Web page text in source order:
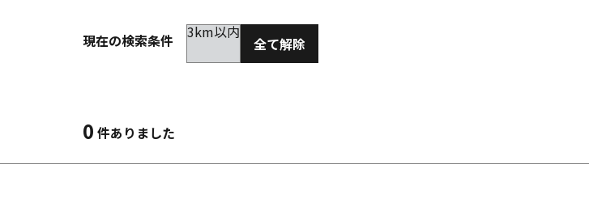
居酒屋
韓国料理
金沢(片町･香林坊･にし茶屋周辺)
金沢市他・野々市・白山・内灘
未選択
現在の検索条件 3km以内
全て解除
0 件ありました